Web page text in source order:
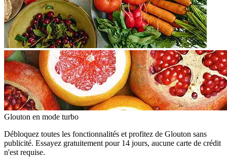
Glouton en mode turbo
Débloquez toutes les fonctionnalités et profitez de Glouton sans
publicité. Essayez gratuitement pour 14 jours, aucune carte de crédit
n'est requise.